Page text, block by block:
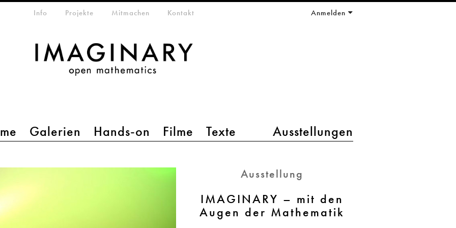
Galerien Hands-on Filme Texte Ausstellungen
Info Projekte Mitmachen Kontakt Anmelden
Ausstellung
IMAGINARY – mit den
Augen der Mathematik